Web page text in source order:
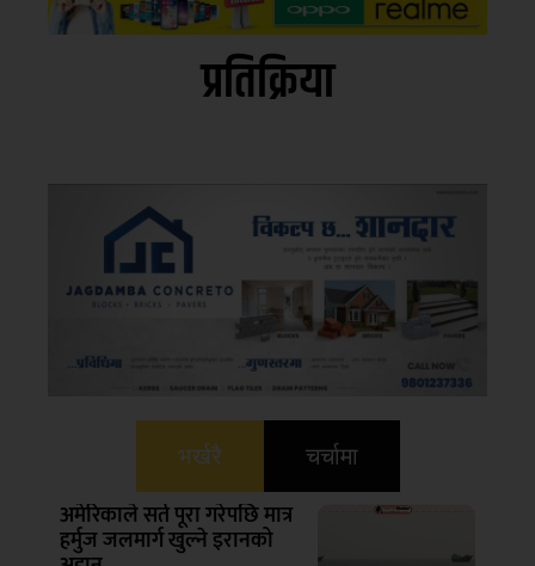
प्रतिक्रिया
भर्खरै चर्चामा
अमेरिकाले सर्त पूरा गरेपछि मात्र
हर्मुज जलमार्ग खुल्ने इरानको